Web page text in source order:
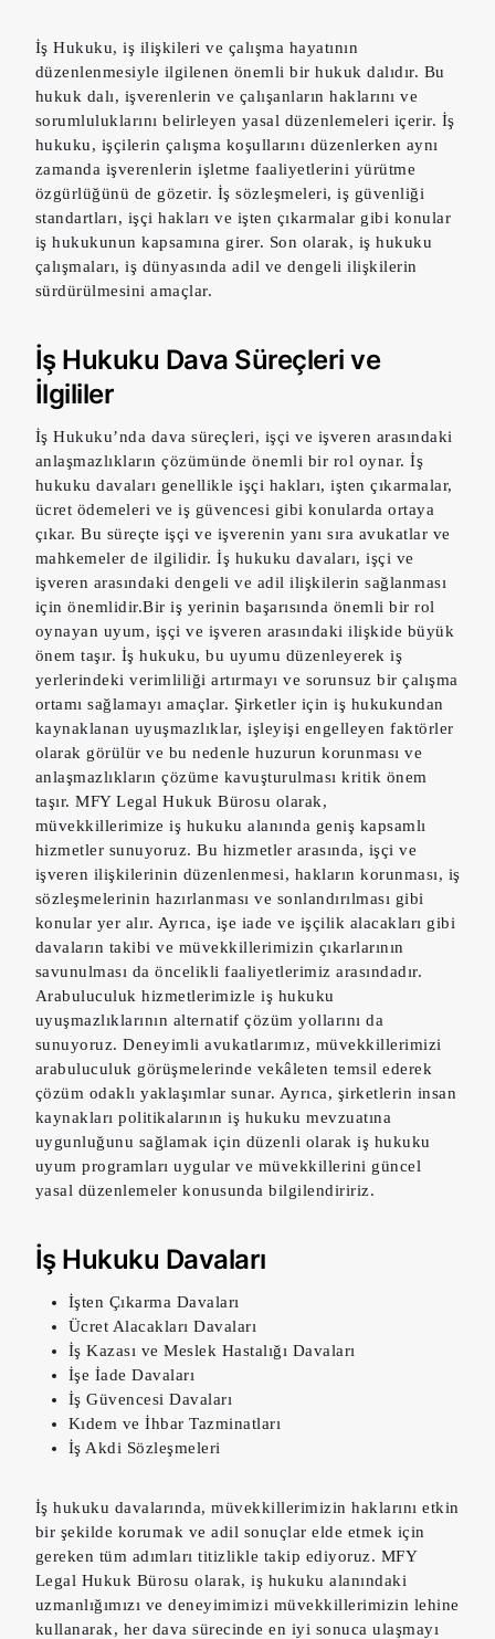
İş Hukuku, iş ilişkileri ve çalışma hayatının
düzenlenmesiyle ilgilenen önemli bir hukuk dalıdır. Bu
hukuk dalı, işverenlerin ve çalışanların haklarını ve
sorumluluklarını belirleyen yasal düzenlemeleri içerir. İş
hukuku, işçilerin çalışma koşullarını düzenlerken aynı
zamanda işverenlerin işletme faaliyetlerini yürütme
özgürlüğünü de gözetir. İş sözleşmeleri, iş güvenliği
standartları, işçi hakları ve işten çıkarmalar gibi konular
iş hukukunun kapsamına girer. Son olarak, iş hukuku
çalışmaları, iş dünyasında adil ve dengeli ilişkilerin
sürdürülmesini amaçlar.
İş Hukuku Dava Süreçleri ve
İlgililer
İş Hukuku’nda dava süreçleri, işçi ve işveren arasındaki
anlaşmazlıkların çözümünde önemli bir rol oynar. İş
hukuku davaları genellikle işçi hakları, işten çıkarmalar,
ücret ödemeleri ve iş güvencesi gibi konularda ortaya
çıkar. Bu süreçte işçi ve işverenin yanı sıra avukatlar ve
mahkemeler de ilgilidir. İş hukuku davaları, işçi ve
işveren arasındaki dengeli ve adil ilişkilerin sağlanması
için önemlidir.Bir iş yerinin başarısında önemli bir rol
oynayan uyum, işçi ve işveren arasındaki ilişkide büyük
önem taşır. İş hukuku, bu uyumu düzenleyerek iş
yerlerindeki verimliliği artırmayı ve sorunsuz bir çalışma
ortamı sağlamayı amaçlar. Şirketler için iş hukukundan
kaynaklanan uyuşmazlıklar, işleyişi engelleyen faktörler
olarak görülür ve bu nedenle huzurun korunması ve
anlaşmazlıkların çözüme kavuşturulması kritik önem
taşır. MFY Legal Hukuk Bürosu olarak,
müvekkillerimize iş hukuku alanında geniş kapsamlı
hizmetler sunuyoruz. Bu hizmetler arasında, işçi ve
işveren ilişkilerinin düzenlenmesi, hakların korunması, iş
sözleşmelerinin hazırlanması ve sonlandırılması gibi
konular yer alır. Ayrıca, işe iade ve işçilik alacakları gibi
davaların takibi ve müvekkillerimizin çıkarlarının
savunulması da öncelikli faaliyetlerimiz arasındadır.
Arabuluculuk hizmetlerimizle iş hukuku
uyuşmazlıklarının alternatif çözüm yollarını da
sunuyoruz. Deneyimli avukatlarımız, müvekkillerimizi
arabuluculuk görüşmelerinde vekâleten temsil ederek
çözüm odaklı yaklaşımlar sunar. Ayrıca, şirketlerin insan
kaynakları politikalarının iş hukuku mevzuatına
uygunluğunu sağlamak için düzenli olarak iş hukuku
uyum programları uygular ve müvekkillerini güncel
yasal düzenlemeler konusunda bilgilendiririz.
İş Hukuku Davaları
İşten Çıkarma Davaları
Ücret Alacakları Davaları
İş Kazası ve Meslek Hastalığı Davaları
İşe İade Davaları
İş Güvencesi Davaları
Kıdem ve İhbar Tazminatları
İş Akdi Sözleşmeleri
İş hukuku davalarında, müvekkillerimizin haklarını etkin
bir şekilde korumak ve adil sonuçlar elde etmek için
gereken tüm adımları titizlikle takip ediyoruz. MFY
Legal Hukuk Bürosu olarak, iş hukuku alanındaki
uzmanlığımızı ve deneyimimizi müvekkillerimizin lehine
kullanarak, her dava sürecinde en iyi sonuca ulaşmayı